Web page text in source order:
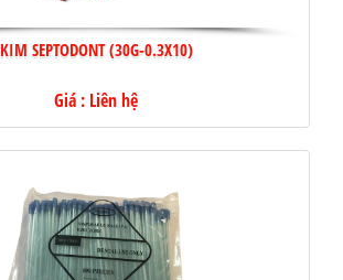
KIM SEPTODONT (30G-0.3X10)
Giá : Liên hệ